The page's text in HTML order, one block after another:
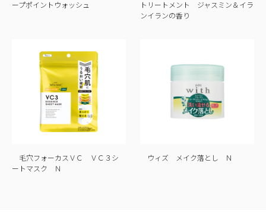
ープポイントウォッシュ
トリートメント ジャスミン＆イラ
ンイランの香り
毛穴フォーカスＶＣ ＶＣ３シ
ートマスク Ｎ
ウィズ メイク落とし Ｎ